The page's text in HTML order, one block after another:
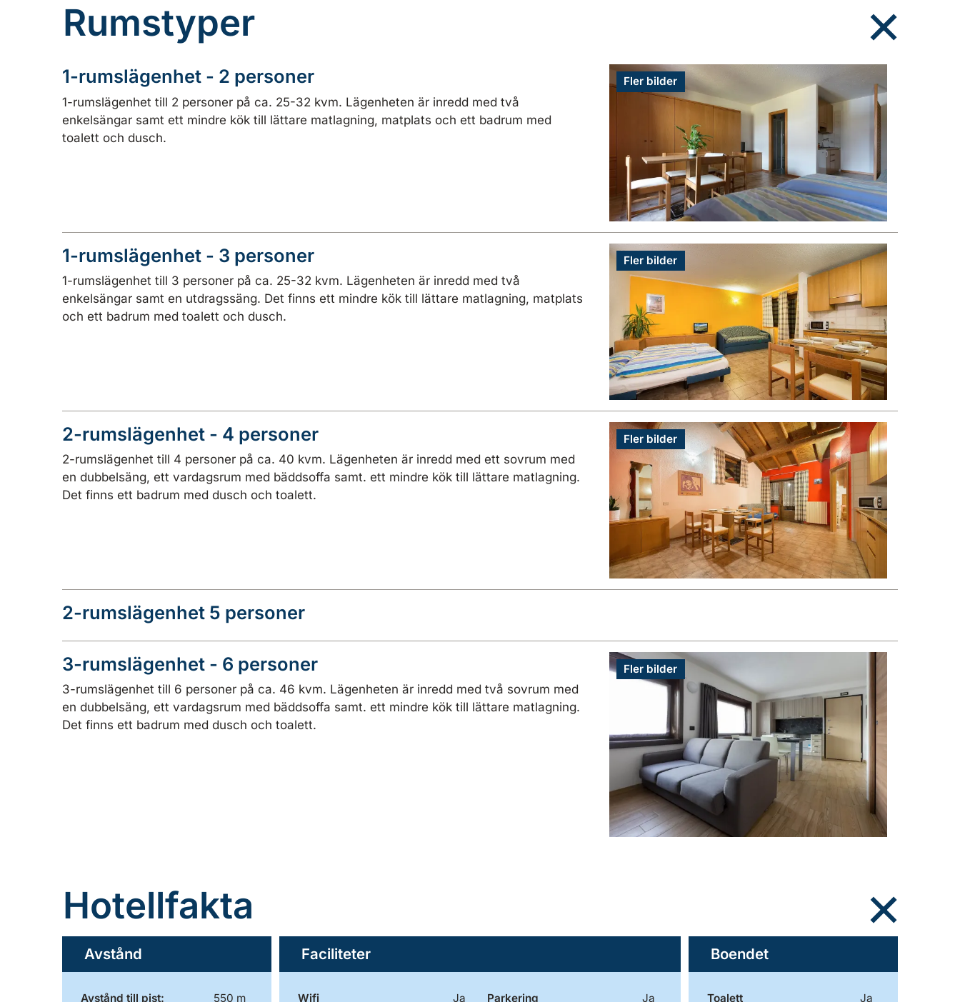
Rumstyper
Fler bilder
1-rumslägenhet - 2 personer
1-rumslägenhet till 2 personer på ca. 25-32 kvm. Lägenheten är inredd med två
enkelsängar samt ett mindre kök till lättare matlagning, matplats och ett badrum med
toalett och dusch.
Fler bilder
1-rumslägenhet - 3 personer
1-rumslägenhet till 3 personer på ca. 25-32 kvm. Lägenheten är inredd med två
enkelsängar samt en utdragssäng. Det finns ett mindre kök till lättare matlagning, matplats
och ett badrum med toalett och dusch.
Fler bilder
2-rumslägenhet - 4 personer
2-rumslägenhet till 4 personer på ca. 40 kvm. Lägenheten är inredd med ett sovrum med
en dubbelsäng, ett vardagsrum med bäddsoffa samt. ett mindre kök till lättare matlagning.
Det finns ett badrum med dusch och toalett.
2-rumslägenhet 5 personer
Fler bilder
3-rumslägenhet - 6 personer
3-rumslägenhet till 6 personer på ca. 46 kvm. Lägenheten är inredd med två sovrum med
en dubbelsäng, ett vardagsrum med bäddsoffa samt. ett mindre kök till lättare matlagning.
Det finns ett badrum med dusch och toalett.
Hotellfakta
Avstånd
Avstånd till pist: 550 m
Faciliteter
Wifi Ja Parkering Ja
Boendet
Toalett Ja